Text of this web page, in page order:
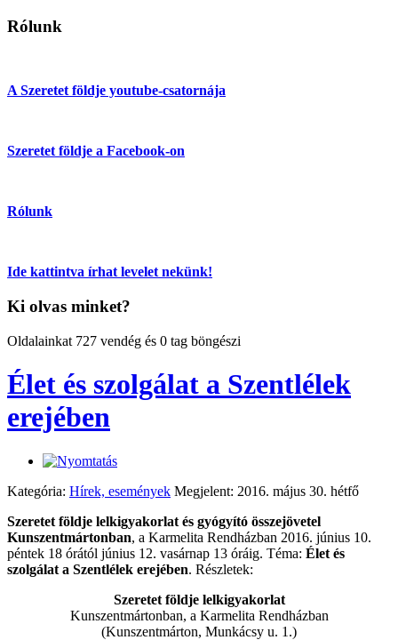
Rólunk
A Szeretet földje youtube-csatornája
Szeretet földje a Facebook-on
Rólunk
Ide kattintva írhat levelet nekünk!
Ki olvas minket?
Oldalainkat 727 vendég és 0 tag böngészi
Élet és szolgálat a Szentlélek
erejében
Kategória: Hírek, események Megjelent: 2016. május 30. hétfő
Szeretet földje lelkigyakorlat és gyógyító összejövetel
Kunszentmártonban, a Karmelita Rendházban 2016. június 10.
péntek 18 órától június 12. vasárnap 13 óráig. Téma: Élet és
szolgálat a Szentlélek erejében. Részletek:
Szeretet földje lelkigyakorlat
Kunszentmártonban, a Karmelita Rendházban
(Kunszentmárton, Munkácsy u. 1.)